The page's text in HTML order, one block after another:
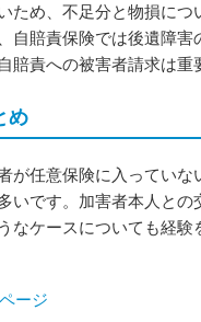
ため、不足分と物損につ
自賠責保険では後遺障
賠責への被害者請求は重
め
が任意保険に入ってい
いです。加害者本人と
なケースについても経験
ージ